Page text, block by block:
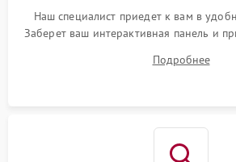
Наш специалист приедет к вам в
Заберет ваш интерактивная панель и
Подробнее